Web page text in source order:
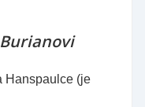
Hanspaulce (je